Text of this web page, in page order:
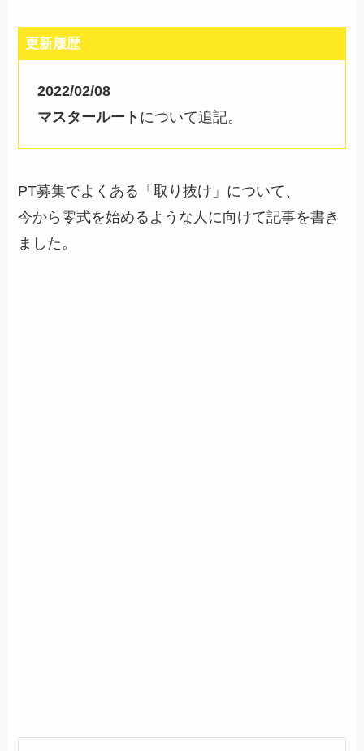
更新履歴
2022/02/08
マスタールート について追記。
PT募集でよくある「取り抜け」について、
今から零式を始めるような人に向けて記事を書き
ました。